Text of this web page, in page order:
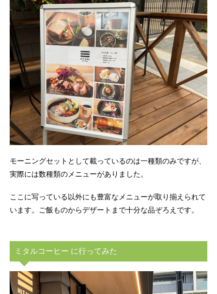
モーニングセットとして載っているのは一種類のみですが、
実際には数種類のメニューがありました。
ここに写っている以外にも豊富なメニューが取り揃えられて
います。ご飯ものからデザートまで十分な品ぞろえです。
ミタルコーヒー に行ってみた